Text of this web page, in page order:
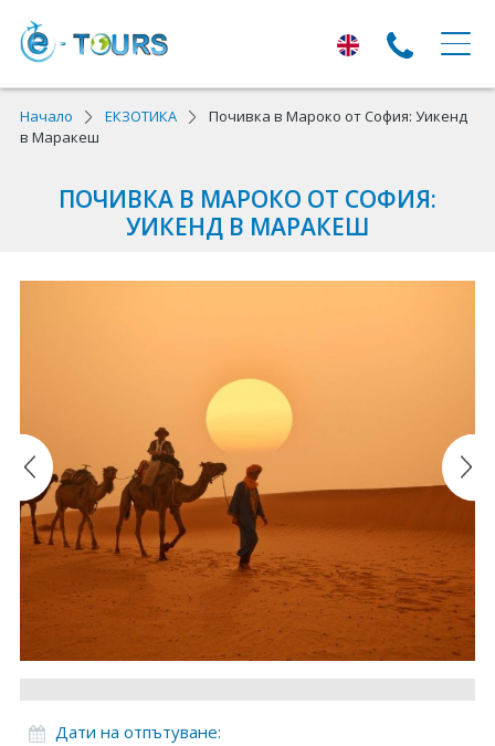
ЕКСКУРЗИИ
Екскурзии в Европа
Почивки с тръгване от Варна
Лято 2026
Най-търсени оферти
Круизи
ДЕСТИНАЦИИ
Египет
Чехия
Начало ЕКЗОТИКА
Почивка в Мароко от София: Уикенд
в Маракеш
ПОЧИВКА В МАРОКО ОТ СОФИЯ:
УИКЕНД В МАРАКЕШ
Дати на отпътуване: